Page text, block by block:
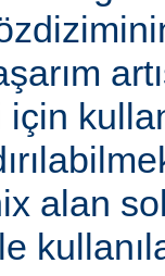
alan